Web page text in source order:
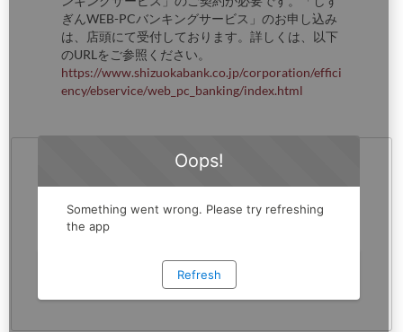
ぎんWEB-PCバンキングサービス」のお申し込み
は、店頭にて受付しております。詳しくは、以下
のURLをご参照ください。
https://www.shizuokabank.co.jp/corporation/effici
ency/ebservice/web_pc_banking/index.html